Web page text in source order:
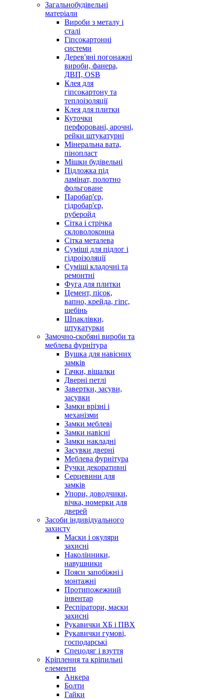
Загальнобудівельні
матеріали
Вироби з металу і
сталі
Гіпсокартонні
системи
Дерев'яні погонажні
вироби, фанера,
ДВП, OSB
Клея для
гіпсокартону та
теплоізоляції
Клея для плитки
Куточки
перфоровані, арочні,
рейки штукатурні
Мінеральна вата,
пінопласт
Мішки будівельні
Підложка під
ламінат, полотно
фольговане
Паробар'єр,
гідробар'єр,
руберойд
Сітка і стрічка
скловолоконна
Сітка металева
Суміші для підлог і
гідроізоляції
Суміші кладочні та
ремонтні
Фуга для плитки
Цемент, пісок,
вапно, крейда, гіпс,
щебінь
Шпаклівки,
штукатурки
Замочно-скобяні вироби та
меблева фурнітура
Вушка для навісних
замків
Гачки, вішалки
Дверні петлі
Завертки, засуви,
засувки
Замки врізні і
механізми
Замки меблеві
Замки навісні
Замки накладні
Засувки дверні
Меблева фурнітура
Ручки декоративні
Серцевини для
замків
Упори, доводчики,
вічка, номерки для
дверей
Засоби індивідуального
захисту
Маски і окуляри
захисні
Наколінники,
навушники
Пояси запобіжні і
монтажні
Протипожежний
інвентар
Респіратори, маски
захисні
Рукавички ХБ і ПВХ
Рукавички гумові,
господарські
Спецодяг і взуття
Кріплення та кріпильні
елементи
Анкера
Болти
Гайки